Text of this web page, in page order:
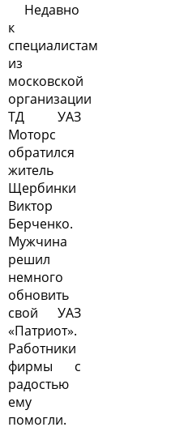
Недавно
к
специалистам
из
московской
организации
ТД УАЗ
Моторс
обратился
житель
Щербинки
Виктор
Берченко.
Мужчина
решил
немного
обновить
свой УАЗ
«Патриот».
Работники
фирмы с
радостью
ему
помогли.